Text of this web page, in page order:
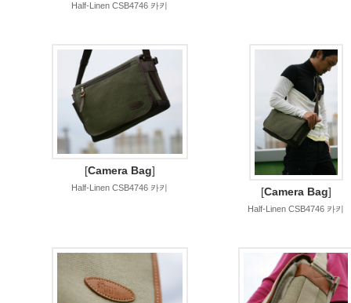
Half-Linen CSB4746 카키
[Camera Bag]
Half-Linen CSB4746 카키 [Camera Bag]
Half-Linen CSB4746 카키